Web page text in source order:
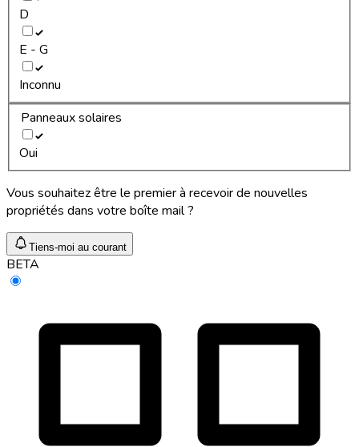
D
E - G
Inconnu
Panneaux solaires
Oui
Vous souhaitez être le premier à recevoir de nouvelles
propriétés dans votre boîte mail ?
Tiens-moi au courant
BETA